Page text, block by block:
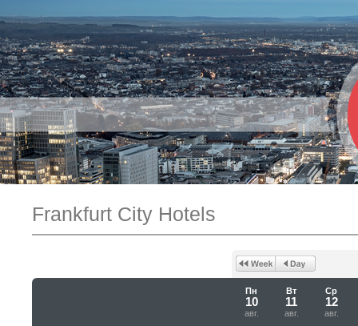
Frankfurt City Hotels
Пн
10
авг.
Вт
11
авг.
Ср
12
авг.